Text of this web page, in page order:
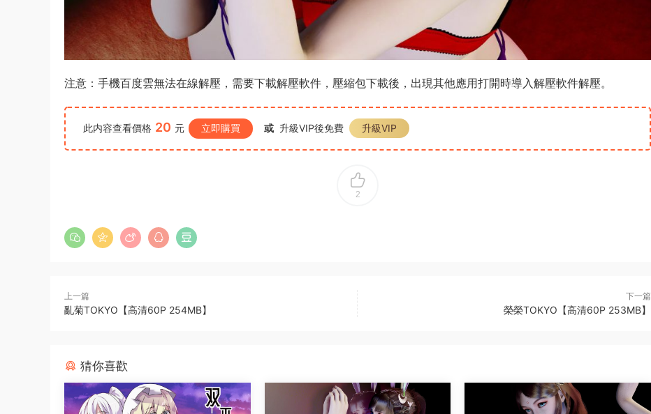
注意：手機百度雲無法在線解壓，需要下載解壓軟件，壓縮包下載後，出現其他應用打開時導入解壓軟件解壓。
此内容查看價格 20 元 立即購買 或 升級VIP後免費 升級VIP
2
上一篇
亂菊TOKYO【高清60P 254MB】
下一篇
榮榮TOKYO【高清60P 253MB】
猜你喜歡